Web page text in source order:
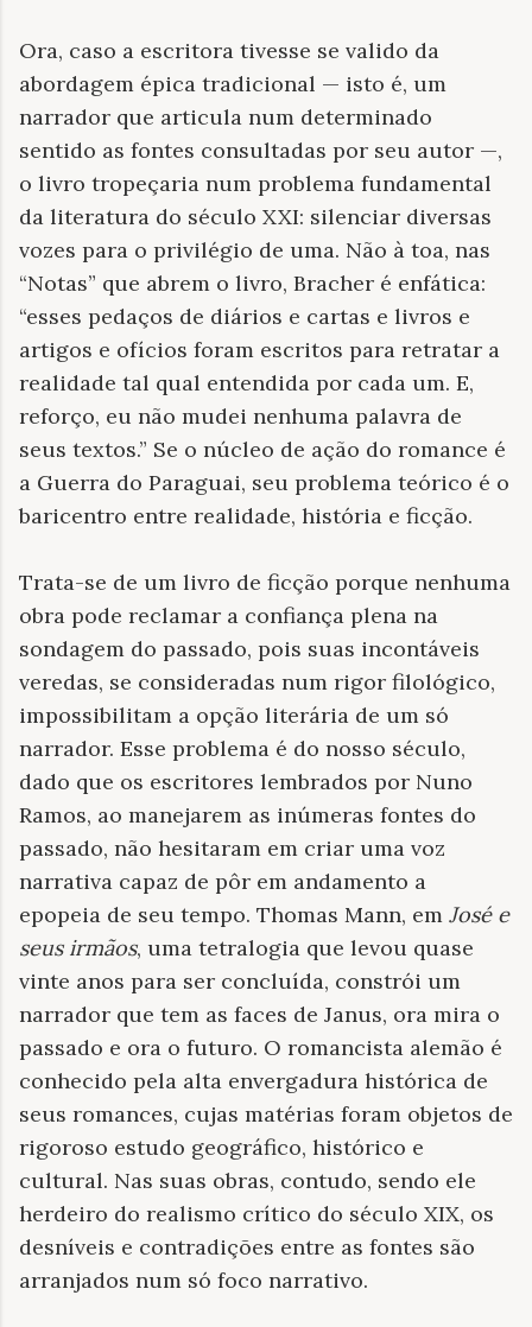
Ora, caso a escritora tivesse se valido da
abordagem épica tradicional — isto é, um
narrador que articula num determinado
sentido as fontes consultadas por seu autor —,
o livro tropeçaria num problema fundamental
da literatura do século XXI: silenciar diversas
vozes para o privilégio de uma. Não à toa, nas
“Notas” que abrem o livro, Bracher é enfática:
“esses pedaços de diários e cartas e livros e
artigos e ofícios foram escritos para retratar a
realidade tal qual entendida por cada um. E,
reforço, eu não mudei nenhuma palavra de
seus textos.” Se o núcleo de ação do romance é
a Guerra do Paraguai, seu problema teórico é o
baricentro entre realidade, história e ficção.
Trata-se de um livro de ficção porque nenhuma
obra pode reclamar a confiança plena na
sondagem do passado, pois suas incontáveis
veredas, se consideradas num rigor filológico,
impossibilitam a opção literária de um só
narrador. Esse problema é do nosso século,
dado que os escritores lembrados por Nuno
Ramos, ao manejarem as inúmeras fontes do
passado, não hesitaram em criar uma voz
narrativa capaz de pôr em andamento a
epopeia de seu tempo. Thomas Mann, em José e
seus irmãos, uma tetralogia que levou quase
vinte anos para ser concluída, constrói um
narrador que tem as faces de Janus, ora mira o
passado e ora o futuro. O romancista alemão é
conhecido pela alta envergadura histórica de
seus romances, cujas matérias foram objetos de
rigoroso estudo geográfico, histórico e
cultural. Nas suas obras, contudo, sendo ele
herdeiro do realismo crítico do século XIX, os
desníveis e contradições entre as fontes são
arranjados num só foco narrativo.